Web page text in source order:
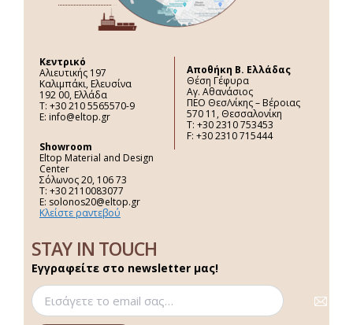
Κεντρικό
Αλιευτικής 197
Καλιμπάκι, Ελευσίνα
192 00, Ελλάδα
Τ: +30 210 5565570-9
E: info@eltop.gr
Showroom
Eltop Material and Design
Center
Σόλωνος 20, 106 73
Τ: +30 2110083077
E: solonos20@eltop.gr
Κλείστε ραντεβού
Aποθήκη Β. Ελλάδας
Θέση Γέφυρα
Αγ. Αθανάσιος
ΠΕΟ Θεσ/νίκης – Βέροιας
570 11, Θεσσαλονίκη
Τ: +30 2310 753453
F: +30 2310 715444
STAY IN TOUCH
Εγγραφείτε στο newsletter μας!